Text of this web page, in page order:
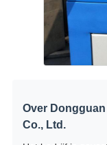
Over
Co., Ltd.